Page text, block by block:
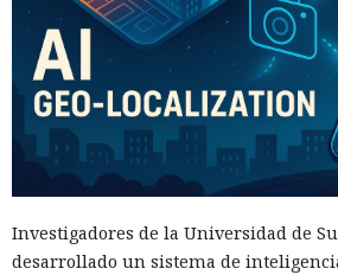
Investigadores de la Universidad de
desarrollado un sistema de